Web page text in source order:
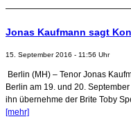
Jonas Kaufmann sagt
15. September 2016 - 11:56 Uhr
Berlin (MH) – Tenor Jonas
Berlin am 19. und 20.
ihn übernehme der Brite Toby
[mehr]